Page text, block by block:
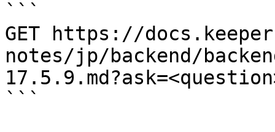
```
GET https://
notes/jp/backend/
```